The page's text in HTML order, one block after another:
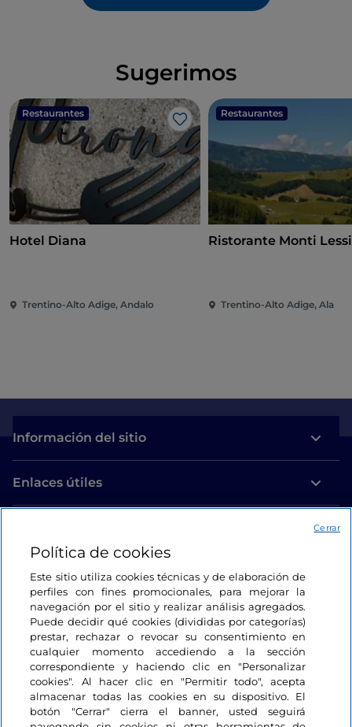
Sugerimos
Restaurantes
Me gusta
Hotel Diana
Trentino-Alto Adige, Andalo
Restaurantes
Ristorante Monti
Trentino-Alto Adige, Ala
Información del sitio
Enlaces útiles
Estamos en contacto
Política de cookies
Este sitio utiliza cookies técnicas y de elaboración de
perfiles con fines promocionales, para mejorar la
navegación por el sitio y realizar análisis agregados.
Puede decidir qué cookies (divididas por categorías)
prestar, rechazar o revocar su consentimiento en
cualquier momento accediendo a la sección
correspondiente y haciendo clic en "Personalizar
cookies". Al hacer clic en "Permitir todo", acepta
almacenar todas las cookies en su dispositivo. El
botón "Cerrar" cierra el banner, usted seguirá
Cerrar